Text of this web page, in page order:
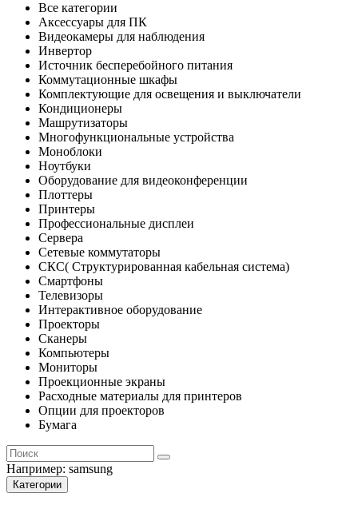
Все категории
Аксессуары для ПК
Видеокамеры для наблюдения
Инвертор
Источник бесперебойного питания
Коммутационные шкафы
Комплектующие для освещения и выключатели
Кондиционеры
Машрутизаторы
Многофункциональные устройства
Моноблоки
Ноутбуки
Оборудование для видеоконференции
Плоттеры
Принтеры
Профессиональные дисплеи
Сервера
Сетевые коммутаторы
СКС( Структурированная кабельная система)
Смартфоны
Телевизоры
Интерактивное оборудование
Проекторы
Сканеры
Компьютеры
Мониторы
Проекционные экраны
Расходные материалы для принтеров
Опции для проекторов
Бумага
Например: samsung
Категории